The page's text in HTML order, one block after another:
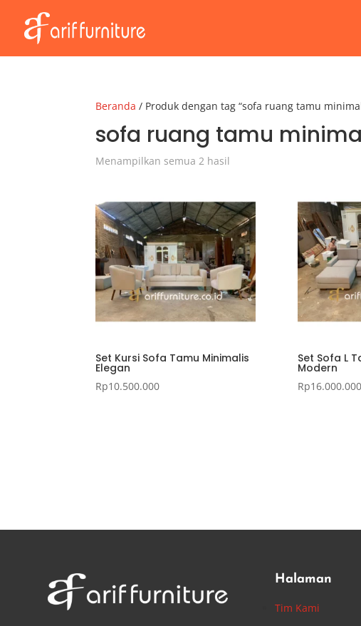
Beranda / Produk dengan tag “sofa ruang tamu
sofa ruang tamu
Menampilkan semua 2 hasil
Set Kursi Sofa Tamu Minimalis
Elegan
Rp10.500.000
Set Sofa L
Modern
Rp16.000.000
Halaman
Tim Kami